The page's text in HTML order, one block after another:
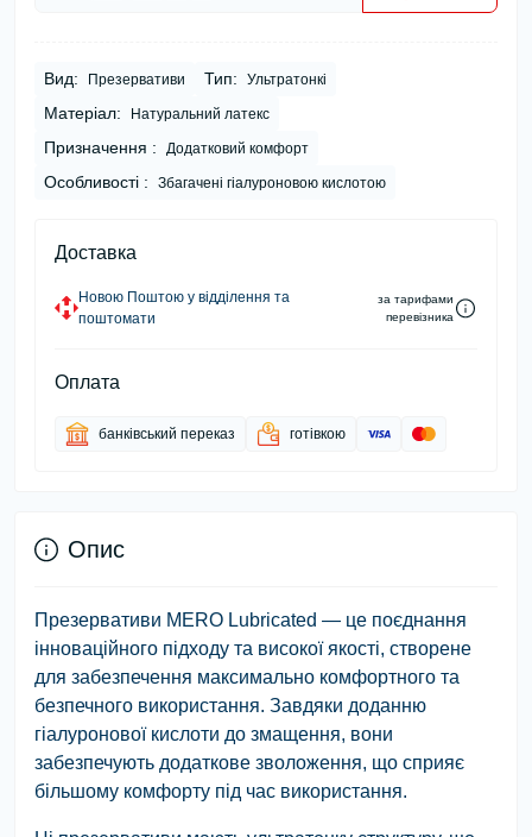
Вид: Презервативи Тип: Ультратонкі
Матеріал: Натуральний латекс
Призначення : Додатковий комфорт
Особливості : Збагачені гіалуроновою кислотою
Доставка
Новою Поштою у відділення та
поштомати
за тарифами
перевізника
Оплата
банківський переказ готівкою
Опис
Презервативи MERO Lubricated — це поєднання
інноваційного підходу та високої якості, створене
для забезпечення максимально комфортного та
безпечного використання. Завдяки доданню
гіалуронової кислоти до змащення, вони
забезпечують додаткове зволоження, що сприяє
більшому комфорту під час використання.